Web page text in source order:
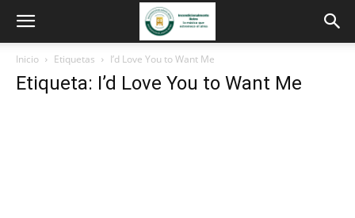
Inicio Etiquetas I’d Love You to Want Me
Etiqueta: I’d Love You to Want Me